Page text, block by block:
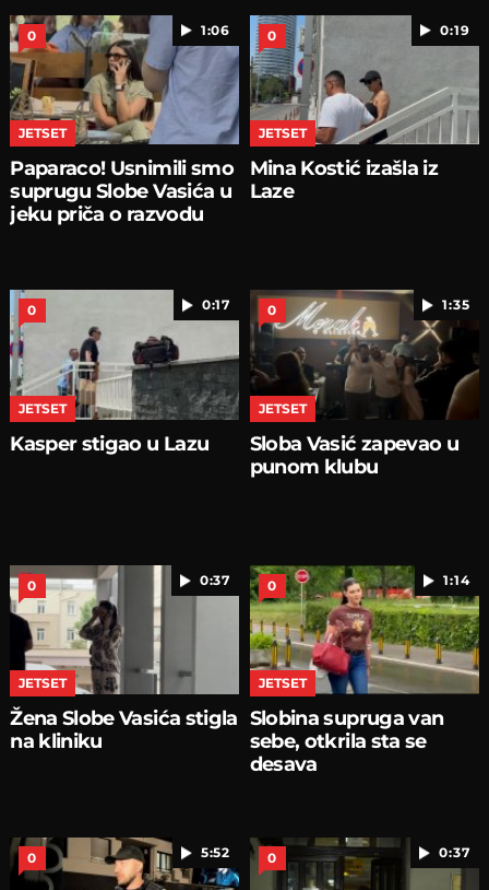
1:06
0
JETSET
Paparaco! Usnimili smo
suprugu Slobe Vasića u
jeku priča o razvodu
0:19
0
JETSET
Mina Kostić izašla iz
Laze
0:17
0
JETSET
Kasper stigao u Lazu
1:35
0
JETSET
Sloba Vasić zapevao u
punom klubu
0:37
0
JETSET
Žena Slobe Vasića stigla
na kliniku
1:14
0
JETSET
Slobina supruga van
sebe, otkrila sta se
desava
5:52
0 0:37
0